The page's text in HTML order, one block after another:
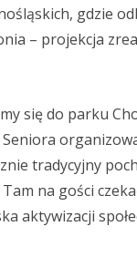
gdzie
– projekcja
się do parku
tradycyjny
na gości
aktywizacji